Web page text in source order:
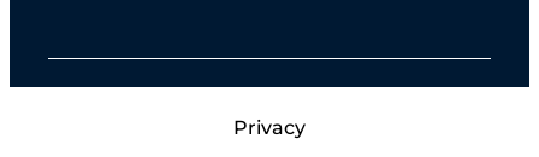
Privacy